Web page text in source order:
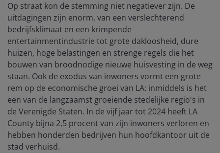
Op straat kon de stemming niet negatiever zijn. De
uitdagingen zijn enorm, van een verslechterend
bedrijfsklimaat en een krimpende
entertainmentindustrie tot grote dakloosheid, dure
huizen, hoge belastingen en strenge regels die het
bouwen van broodnodige nieuwe huisvesting in de weg
staan. Ook de exodus van inwoners vormt een grote
rem op de economische groei van LA: inmiddels is het
een van de langzaamst groeiende stedelijke regio's in
de Verenigde Staten. In de vijf jaar tot 2024 heeft LA
County bijna 2,5 procent van zijn inwoners verloren en
hebben honderden bedrijven hun hoofdkantoor uit de
stad verhuisd.